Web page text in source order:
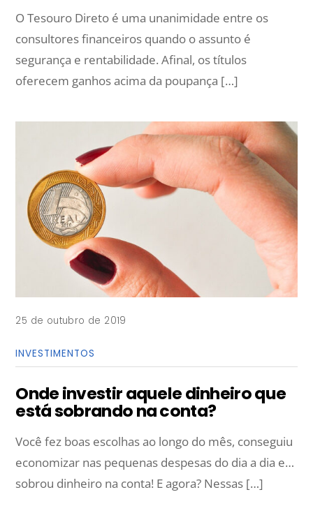
O Tesouro Direto é uma unanimidade entre os
consultores financeiros quando o assunto é
segurança e rentabilidade. Afinal, os títulos
oferecem ganhos acima da poupança […]
25 de outubro de 2019
INVESTIMENTOS
Onde investir aquele dinheiro que
está sobrando na conta?
Você fez boas escolhas ao longo do mês, conseguiu
economizar nas pequenas despesas do dia a dia e…
sobrou dinheiro na conta! E agora? Nessas […]